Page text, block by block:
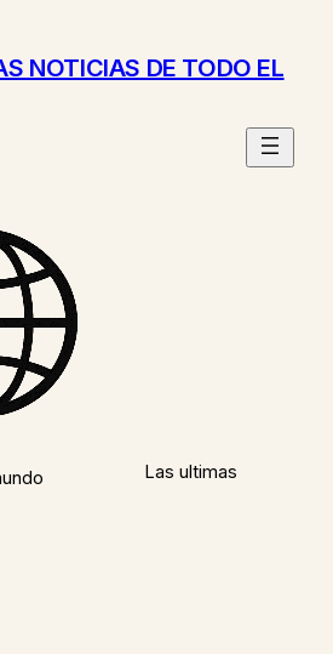
NOTICIAS DE TODO EL
Las ultimas